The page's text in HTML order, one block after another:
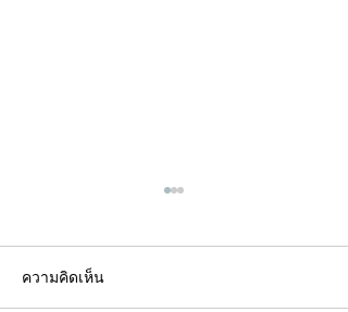
ความคิดเห็น